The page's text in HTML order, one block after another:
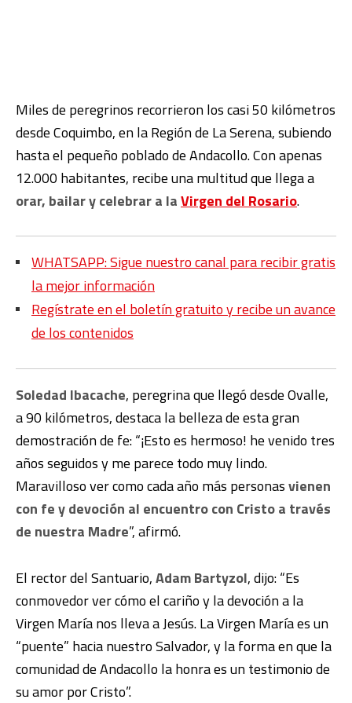
Miles de peregrinos recorrieron los casi 50 kilómetros
desde Coquimbo, en la Región de La Serena, subiendo
hasta el pequeño poblado de Andacollo. Con apenas
12.000 habitantes, recibe una multitud que llega a
orar, bailar y celebrar a laVirgen del Rosario.
WHATSAPP: Sigue nuestro canal para recibir gratis
la mejor información
Regístrate en el boletín gratuito y recibe un avance
de los contenidos
Soledad Ibacache, peregrina que llegó desde Ovalle,
a 90 kilómetros, destaca la belleza de esta gran
demostración de fe: “¡Esto es hermoso! he venido tres
años seguidos y me parece todo muy lindo.
Maravilloso ver como cada año más personasvienen
con fe y devoción al encuentro con Cristo a través
de nuestra Madre”, afirmó.
El rector del Santuario,Adam Bartyzol, dijo: “Es
conmovedor ver cómo el cariño y la devoción a la
Virgen María nos lleva a Jesús. La Virgen María es un
“puente” hacia nuestro Salvador, y la forma en que la
comunidad de Andacollo la honra es un testimonio de
su amor por Cristo”.